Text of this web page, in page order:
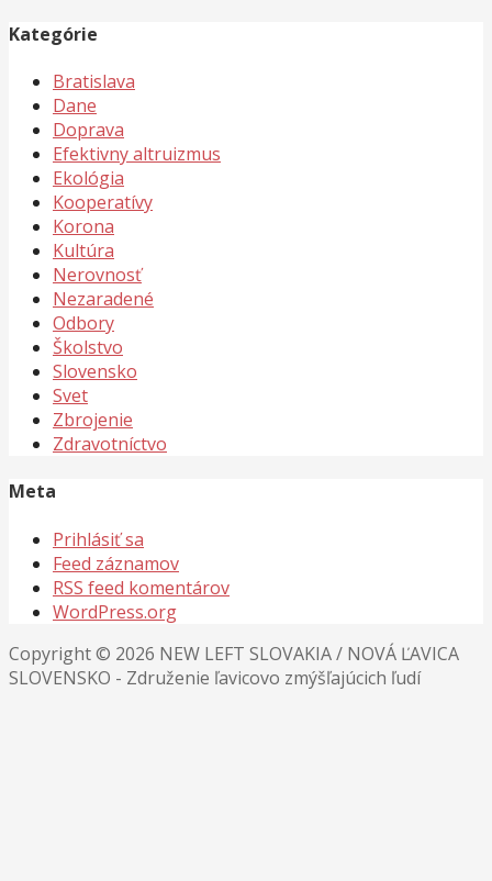
Kategórie
Bratislava
Dane
Doprava
Efektivny altruizmus
Ekológia
Kooperatívy
Korona
Kultúra
Nerovnosť
Nezaradené
Odbory
Školstvo
Slovensko
Svet
Zbrojenie
Zdravotníctvo
Meta
Prihlásiť sa
Feed záznamov
RSS feed komentárov
WordPress.org
Copyright © 2026 NEW LEFT SLOVAKIA / NOVÁ ĽAVICA
SLOVENSKO - Združenie ľavicovo zmýšľajúcich ľudí